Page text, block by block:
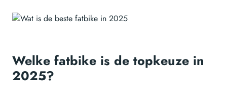
Welke fatbike is de topkeuze in
2025?